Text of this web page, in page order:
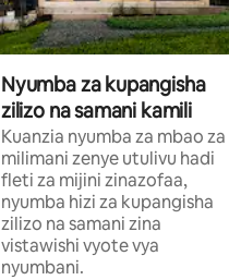
Nyumba za kupangisha
zilizo na samani kamili
Kuanzia nyumba za mbao za
milimani zenye utulivu hadi
fleti za mijini zinazofaa,
nyumba hizi za kupangisha
zilizo na samani zina
vistawishi vyote vya
nyumbani.